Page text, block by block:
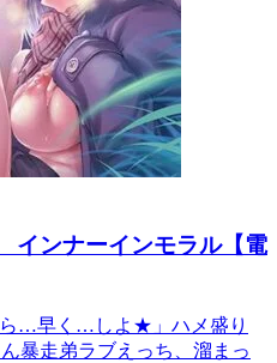
インナーインモラル【電
ら…早く…しよ★」ハメ盛り
暴走弟ラブえっち、溜まっ